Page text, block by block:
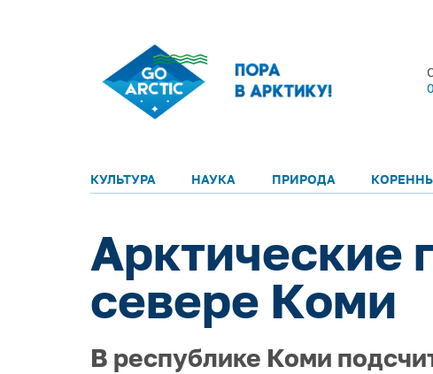
КУЛЬТУРА НАУКА ПРИРОДА
Арктические
севере Коми
В республике Коми